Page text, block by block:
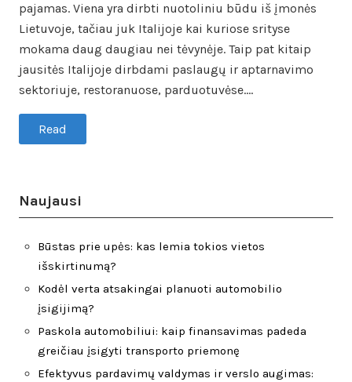
pajamas. Viena yra dirbti nuotoliniu būdu iš įmonės
Lietuvoje, tačiau juk Italijoje kai kuriose srityse
mokama daug daugiau nei tėvynėje. Taip pat kitaip
jausitės Italijoje dirbdami paslaugų ir aptarnavimo
sektoriuje, restoranuose, parduotuvėse.…
Read
Naujausi
Būstas prie upės: kas lemia tokios vietos
išskirtinumą?
Kodėl verta atsakingai planuoti automobilio
įsigijimą?
Paskola automobiliui: kaip finansavimas padeda
greičiau įsigyti transporto priemonę
Efektyvus pardavimų valdymas ir verslo augimas: